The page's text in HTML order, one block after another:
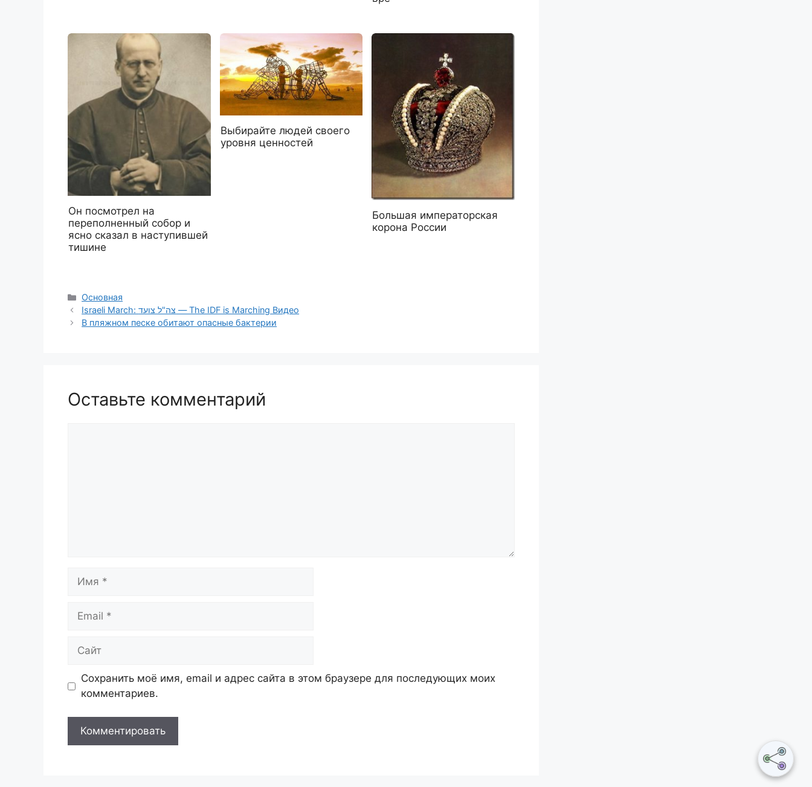
Он посмотрел на
переполненный собор и
ясно сказал в наступившей
тишине
Выбирайте людей своего
уровня ценностей
Большая императорская
корона России
Рубрики
Основная
Israeli March: צה"ל צועד — The IDF is Marching Видео
В пляжном песке обитают опасные бактерии
Оставьте комментарий
Имя
Email
Сайт
Сохранить моё имя, email и адрес сайта в этом браузере для последующих моих
комментариев.